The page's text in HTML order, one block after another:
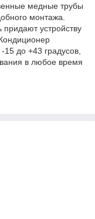
медные трубы
монтажа.
устройству
до +43 градусов,
в любое время